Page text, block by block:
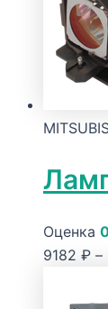
Оценка
9182 ₽ –